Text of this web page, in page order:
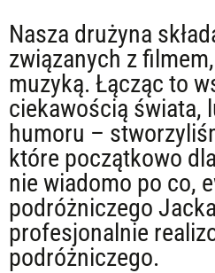
Nasza drużyna
związanych z
muzyką. Łącząc to
ciekawością świata,
humoru –
które początkowo
nie wiadomo po co,
podróżniczego
profesjonalnie
podróżniczego.